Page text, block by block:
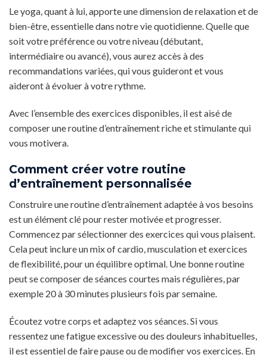
Le yoga, quant à lui, apporte une dimension de relaxation et de
bien-être, essentielle dans notre vie quotidienne. Quelle que
soit votre préférence ou votre niveau (débutant,
intermédiaire ou avancé), vous aurez accès à des
recommandations variées, qui vous guideront et vous
aideront à évoluer à votre rythme.
Avec l’ensemble des exercices disponibles, il est aisé de
composer une routine d’entraînement riche et stimulante qui
vous motivera.
Comment créer votre routine
d’entraînement personnalisée
Construire une routine d’entraînement adaptée à vos besoins
est un élément clé pour rester motivée et progresser.
Commencez par sélectionner des exercices qui vous plaisent.
Cela peut inclure un mix of cardio, musculation et exercices
de flexibilité, pour un équilibre optimal. Une bonne routine
peut se composer de séances courtes mais régulières, par
exemple 20 à 30 minutes plusieurs fois par semaine.
Écoutez votre corps et adaptez vos séances. Si vous
ressentez une fatigue excessive ou des douleurs inhabituelles,
il est essentiel de faire pause ou de modifier vos exercices. En